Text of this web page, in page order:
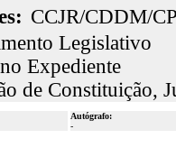
CCJR/CDDM/
Legislativo
Expediente
de Constituição,
Autógrafo:
-